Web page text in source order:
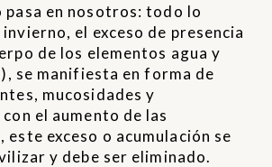
pasa en nosotros: todo lo
el exceso de presencia
de los elementos agua y
), se manifiesta en forma de
mucosidades y
el aumento de las
exceso o acumulación se
y debe ser eliminado.